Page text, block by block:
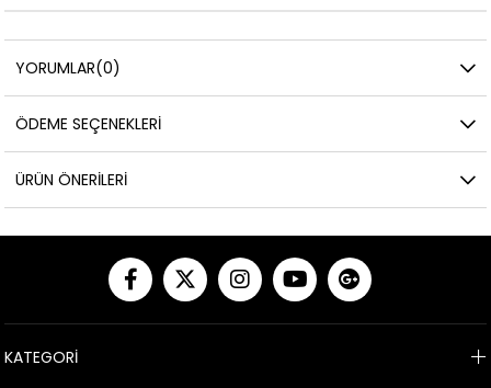
YORUMLAR(0)
ÖDEME SEÇENEKLERI
ÜRÜN ÖNERILERI
KATEGORİ